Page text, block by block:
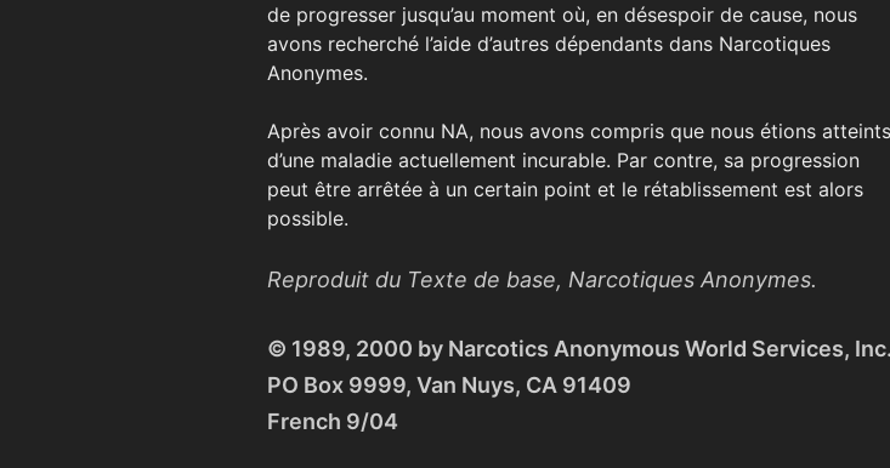
de progresser jusqu’au moment où, en désespoir de cause, nous
avons recherché l’aide d’autres dépendants dans Narcotiques
Anonymes.
Après avoir connu NA, nous avons compris que nous étions atteints
d’une maladie actuellement incurable. Par contre, sa progression
peut être arrêtée à un certain point et le rétablissement est alors
possible.
Reproduit du Texte de base, Narcotiques Anonymes.
© 1989, 2000 by Narcotics Anonymous World Services,
PO Box 9999, Van Nuys, CA 91409
French 9/04